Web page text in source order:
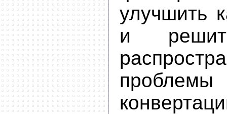
улучшить
и